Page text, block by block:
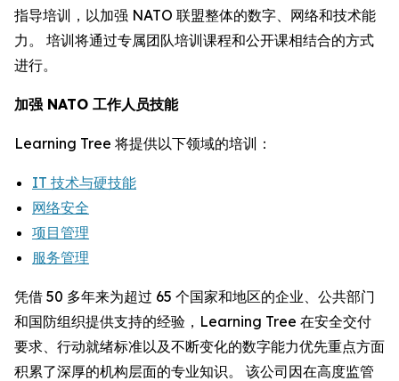
指导培训，以加强 NATO 联盟整体的数字、网络和技术能
力。 培训将通过专属团队培训课程和公开课相结合的方式
进行。
加强 NATO 工作人员技能
Learning Tree 将提供以下领域的培训：
IT 技术与硬技能
网络安全
项目管理
服务管理
凭借 50 多年来为超过 65 个国家和地区的企业、公共部门
和国防组织提供支持的经验，Learning Tree 在安全交付
要求、行动就绪标准以及不断变化的数字能力优先重点方面
积累了深厚的机构层面的专业知识。 该公司因在高度监管